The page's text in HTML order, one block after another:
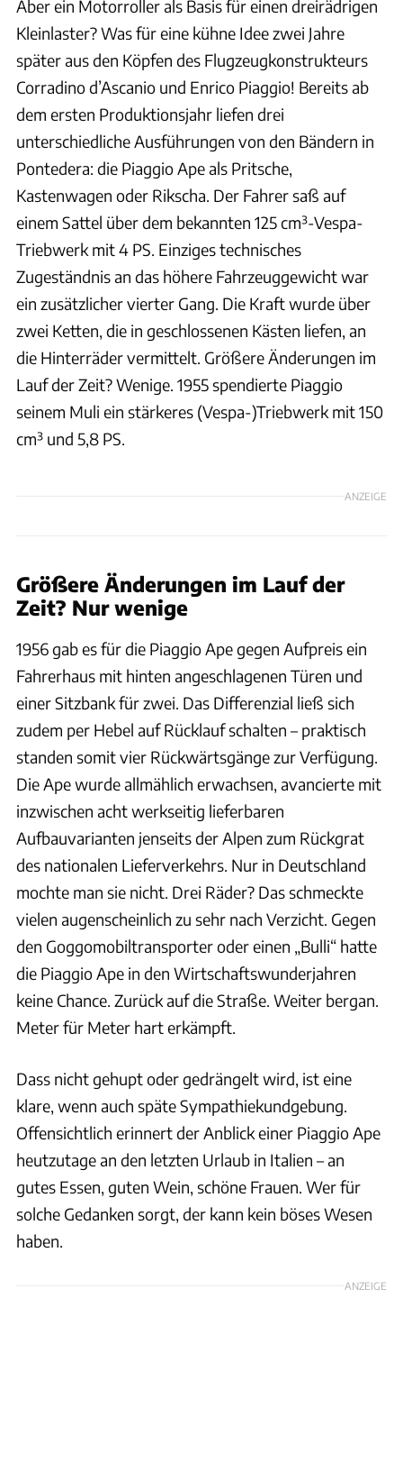
Aber ein Motorroller als Basis für einen dreirädrigen
Kleinlaster? Was für eine kühne Idee zwei Jahre
später aus den Köpfen des Flugzeugkonstrukteurs
Corradino d’Ascanio und Enrico Piaggio! Bereits ab
dem ersten Produktionsjahr liefen drei
unterschiedliche Ausführungen von den Bändern in
Pontedera: die Piaggio Ape als Pritsche,
Kastenwagen oder Rikscha. Der Fahrer saß auf
einem Sattel über dem bekannten 125 cm³-Vespa-
Triebwerk mit 4 PS. Einziges technisches
Zugeständnis an das höhere Fahrzeuggewicht war
ein zusätzlicher vierter Gang. Die Kraft wurde über
zwei Ketten, die in geschlossenen Kästen liefen, an
die Hinterräder vermittelt. Größere Änderungen im
Lauf der Zeit? Wenige. 1955 spendierte Piaggio
seinem Muli ein stärkeres (Vespa-)Triebwerk mit 150
cm³ und 5,8 PS.
ANZEIGE
Größere Änderungen im Lauf der
Zeit? Nur wenige
1956 gab es für die Piaggio Ape gegen Aufpreis ein
Fahrerhaus mit hinten angeschlagenen Türen und
einer Sitzbank für zwei. Das Differenzial ließ sich
zudem per Hebel auf Rücklauf schalten – praktisch
standen somit vier Rückwärtsgänge zur Verfügung.
Die Ape wurde allmählich erwachsen, avancierte mit
inzwischen acht werkseitig lieferbaren
Aufbauvarianten jenseits der Alpen zum Rückgrat
des nationalen Lieferverkehrs. Nur in Deutschland
mochte man sie nicht. Drei Räder? Das schmeckte
vielen augenscheinlich zu sehr nach Verzicht. Gegen
den Goggomobiltransporter oder einen „Bulli“ hatte
die Piaggio Ape in den Wirtschaftswunderjahren
keine Chance. Zurück auf die Straße. Weiter bergan.
Meter für Meter hart erkämpft.
Dass nicht gehupt oder gedrängelt wird, ist eine
klare, wenn auch späte Sympathiekundgebung.
Offensichtlich erinnert der Anblick einer Piaggio Ape
heutzutage an den letzten Urlaub in Italien – an
gutes Essen, guten Wein, schöne Frauen. Wer für
solche Gedanken sorgt, der kann kein böses Wesen
haben.
ANZEIGE